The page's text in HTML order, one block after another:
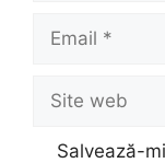
Email
Site
web
Salvează-